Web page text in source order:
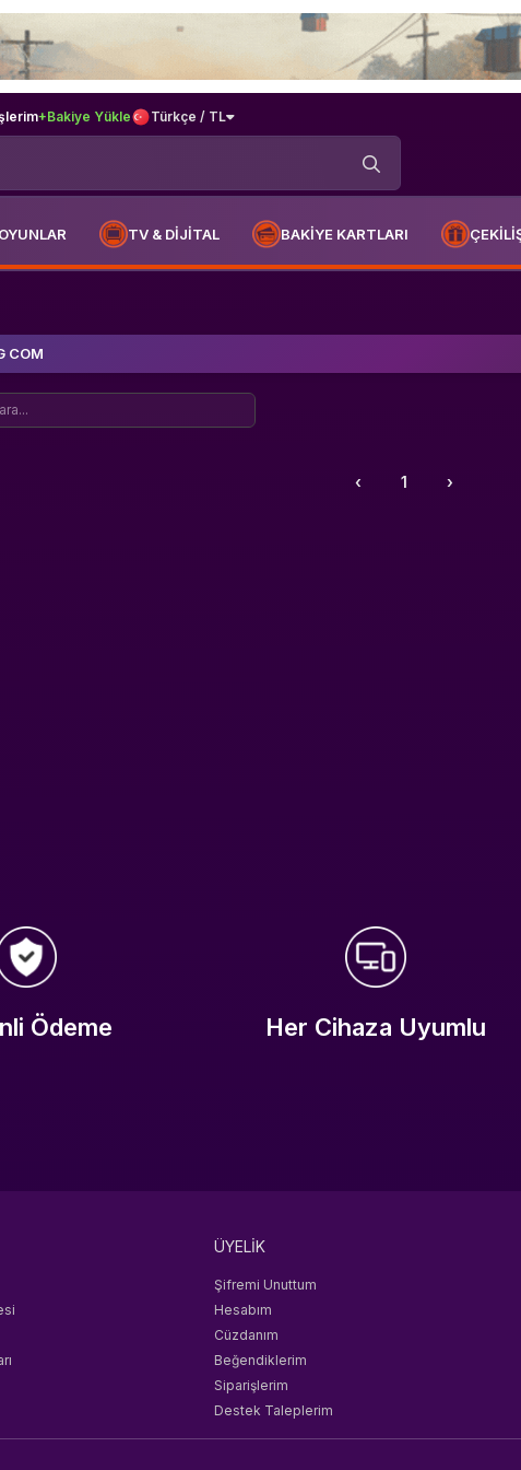
+Bakiye Yükle Türkçe / TL
TV & DİJİTAL BAKİYE KARTLARI
COM
‹ 1 ›
Ödeme Her Cihaza Uyumlu
ÜYELİK
Şifremi Unuttum
Hesabım
Cüzdanım
Beğendiklerim
Siparişlerim
Destek Taleplerim